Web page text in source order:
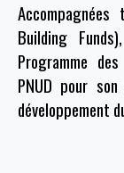
Building
Programme
PNUD pour
développement